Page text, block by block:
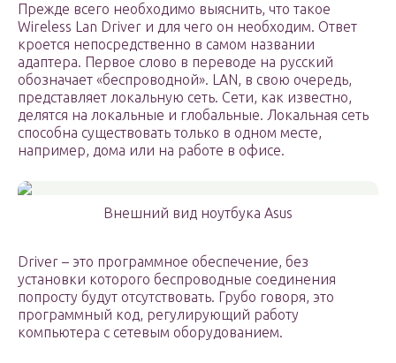
Прежде всего необходимо выяснить, что такое
Wireless Lan Driver и для чего он необходим. Ответ
кроется непосредственно в самом названии
адаптера. Первое слово в переводе на русский
обозначает «беспроводной». LAN, в свою очередь,
представляет локальную сеть. Сети, как известно,
делятся на локальные и глобальные. Локальная сеть
способна существовать только в одном месте,
например, дома или на работе в офисе.
Внешний вид ноутбука Asus
Driver – это программное обеспечение, без
установки которого беспроводные соединения
попросту будут отсутствовать. Грубо говоря, это
программный код, регулирующий работу
компьютера с сетевым оборудованием.